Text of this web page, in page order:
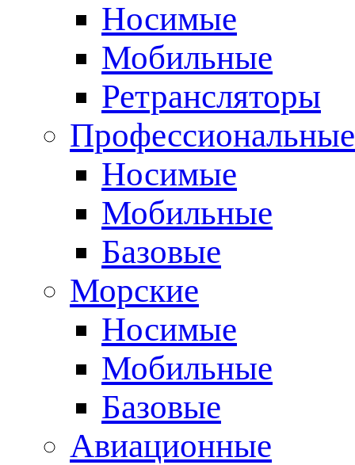
Носимые
Мобильные
Ретрансляторы
Носимые
Мобильные
Базовые
Морские
Носимые
Мобильные
Базовые
Авиационные